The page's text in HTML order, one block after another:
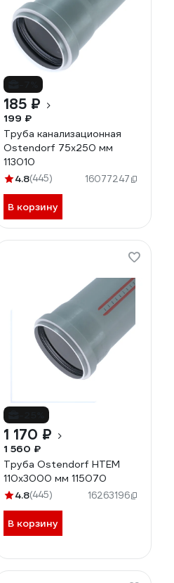
185 ₽
199 ₽
Труба канализационная
Ostendorf 75х250 мм
113010
4.8(445) 16077247
В корзину
1 170 ₽
1 560 ₽
Труба Ostendorf HTEM
110х3000 мм 115070
4.8(445) 16263196
В корзину